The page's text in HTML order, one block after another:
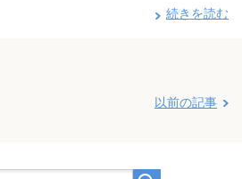
続きを読む
以前の記事